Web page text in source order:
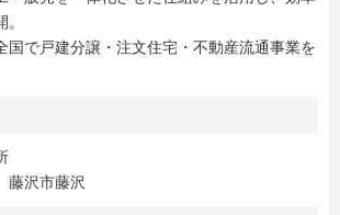
国で戸建分譲・注文住宅・不動産流通事業を
藤沢市藤沢